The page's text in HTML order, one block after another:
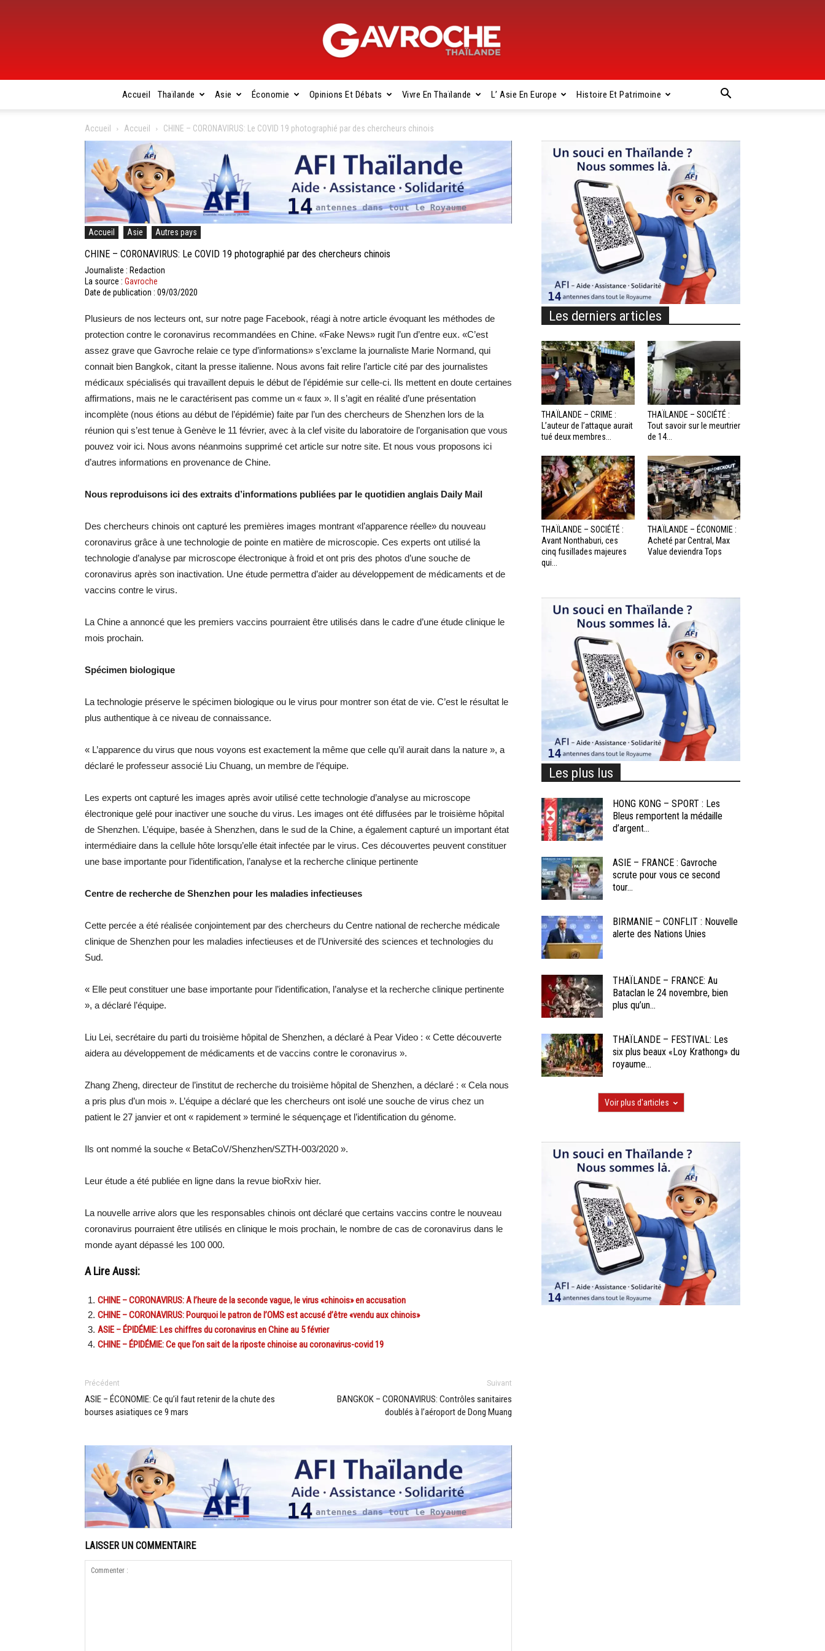
Gavroche
Thaïlande
Accueil Thaïlande Asie Économie Opinions Et Débats Vivre En Thaïlande L’ Asie En Europe Histoire Et Patrimoine
Accueil Accueil CHINE – CORONAVIRUS: Le COVID 19 photographié par des chercheurs chinois
Accueil Asie Autres pays
CHINE – CORONAVIRUS: Le COVID 19 photographié par des chercheurs chinois
Journaliste : Redaction
La source : Gavroche
Date de publication : 09/03/2020
Plusieurs de nos lecteurs ont, sur notre page Facebook, réagi à notre article évoquant les méthodes de
protection contre le coronavirus recommandées en Chine. «Fake News» rugit l’un d’entre eux. «C’est
assez grave que Gavroche relaie ce type d’informations» s’exclame la journaliste Marie Normand, qui
connait bien Bangkok, citant la presse italienne. Nous avons fait relire l’article cité par des journalistes
médicaux spécialisés qui travaillent depuis le début de l’épidémie sur celle-ci. Ils mettent en doute certaines
affirmations, mais ne le caractérisent pas comme un « faux ». Il s’agit en réalité d’une présentation
incomplète (nous étions au début de l’épidémie) faite par l’un des chercheurs de Shenzhen lors de la
réunion qui s’est tenue à Genève le 11 février, avec à la clef visite du laboratoire de l’organisation que vous
pouvez voir ici. Nous avons néanmoins supprimé cet article sur notre site. Et nous vous proposons ici
d’autres informations en provenance de Chine.
Nous reproduisons ici des extraits d’informations publiées par le quotidien anglais Daily Mail
Des chercheurs chinois ont capturé les premières images montrant «l’apparence réelle» du nouveau
coronavirus grâce à une technologie de pointe en matière de microscopie. Ces experts ont utilisé la
technologie d’analyse par microscope électronique à froid et ont pris des photos d’une souche de
coronavirus après son inactivation. Une étude permettra d’aider au développement de médicaments et de
vaccins contre le virus.
La Chine a annoncé que les premiers vaccins pourraient être utilisés dans le cadre d’une étude clinique le
mois prochain.
Spécimen biologique
La technologie préserve le spécimen biologique ou le virus pour montrer son état de vie. C’est le résultat le
plus authentique à ce niveau de connaissance.
« L’apparence du virus que nous voyons est exactement la même que celle qu’il aurait dans la nature », a
déclaré le professeur associé Liu Chuang, un membre de l’équipe.
Les experts ont capturé les images après avoir utilisé cette technologie d’analyse au microscope
électronique gelé pour inactiver une souche du virus. Les images ont été diffusées par le troisième hôpital
de Shenzhen. L’équipe, basée à Shenzhen, dans le sud de la Chine, a également capturé un important état
intermédiaire dans la cellule hôte lorsqu’elle était infectée par le virus. Ces découvertes peuvent constituer
une base importante pour l’identification, l’analyse et la recherche clinique pertinente
Centre de recherche de Shenzhen pour les maladies infectieuses
Cette percée a été réalisée conjointement par des chercheurs du Centre national de recherche médicale
clinique de Shenzhen pour les maladies infectieuses et de l’Université des sciences et technologies du
Sud.
« Elle peut constituer une base importante pour l’identification, l’analyse et la recherche clinique pertinente
», a déclaré l’équipe.
Liu Lei, secrétaire du parti du troisième hôpital de Shenzhen, a déclaré à Pear Video : « Cette découverte
aidera au développement de médicaments et de vaccins contre le coronavirus ».
Zhang Zheng, directeur de l’institut de recherche du troisième hôpital de Shenzhen, a déclaré : « Cela nous
a pris plus d’un mois ». L’équipe a déclaré que les chercheurs ont isolé une souche de virus chez un
patient le 27 janvier et ont « rapidement » terminé le séquençage et l’identification du génome.
Ils ont nommé la souche « BetaCoV/Shenzhen/SZTH-003/2020 ».
Leur étude a été publiée en ligne dans la revue bioRxiv hier.
La nouvelle arrive alors que les responsables chinois ont déclaré que certains vaccins contre le nouveau
coronavirus pourraient être utilisés en clinique le mois prochain, le nombre de cas de coronavirus dans le
monde ayant dépassé les 100 000.
A Lire Aussi:
CHINE – CORONAVIRUS: A l’heure de la seconde vague, le virus «chinois» en accusation
CHINE – CORONAVIRUS: Pourquoi le patron de l’OMS est accusé d’être «vendu aux chinois»
ASIE – ÉPIDÉMIE: Les chiffres du coronavirus en Chine au 5 février
CHINE – ÉPIDÉMIE: Ce que l’on sait de la riposte chinoise au coronavirus-covid 19
Précédent
ASIE – ÉCONOMIE: Ce qu’il faut retenir de la chute des
bourses asiatiques ce 9 mars
Suivant
BANGKOK – CORONAVIRUS: Contrôles sanitaires
doublés à l’aéroport de Dong Muang
LAISSER UN COMMENTAIRE
Les derniers articles
THAÏLANDE – CRIME :
L’auteur de l’attaque aurait
tué deux membres...
THAÏLANDE – SOCIÉTÉ :
Tout savoir sur le meurtrier
de 14...
THAÏLANDE – SOCIÉTÉ :
Avant Nonthaburi, ces
cinq fusillades majeures
qui...
THAÏLANDE – ÉCONOMIE :
Acheté par Central, Max
Value deviendra Tops
Les plus lus
HONG KONG – SPORT : Les
Bleus remportent la médaille
d’argent...
ASIE – FRANCE : Gavroche
scrute pour vous ce second
tour...
BIRMANIE – CONFLIT : Nouvelle
alerte des Nations Unies
THAÏLANDE – FRANCE: Au
Bataclan le 24 novembre, bien
plus qu’un...
THAÏLANDE – FESTIVAL: Les
six plus beaux «Loy Krathong» du
royaume...
Voir plus d'articles